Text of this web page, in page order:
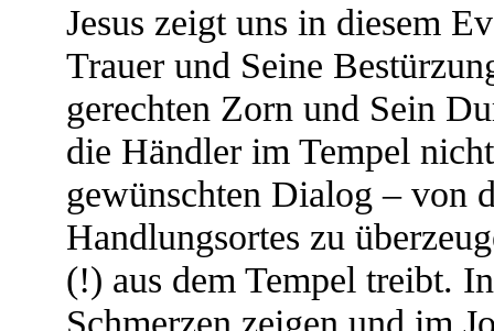
Jesus zeigt uns in diesem
Trauer und Seine
gerechten Zorn und Sein
die Händler im Tempel
gewünschten Dialog – von
Handlungsortes zu
(!) aus dem Tempel treibt.
Schmerzen zeigen und im